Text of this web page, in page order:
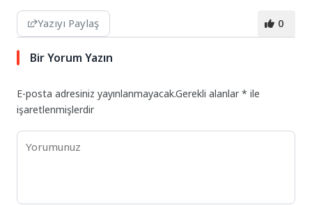
Yazıyı Paylaş 0
Bir Yorum Yazın
E-posta adresiniz yayınlanmayacak.Gerekli alanlar* ile
işaretlenmişlerdir